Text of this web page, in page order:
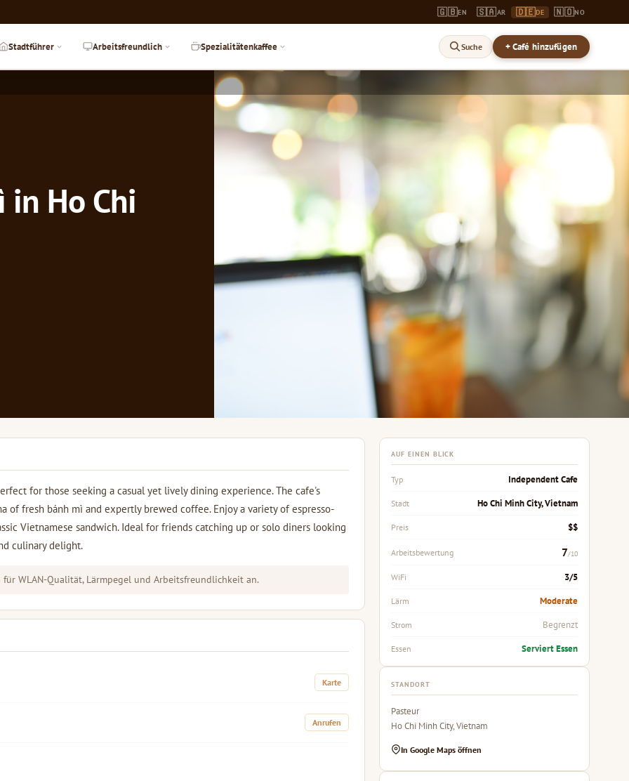
🇬🇧EN 🇸🇦AR 🇩🇪DE 🇳🇴NO
Stadtführer Arbeitsfreundlich Spezialitätenkaffee Suche + Café hinzufügen
in Ho Chi
for those seeking a casual yet lively dining experience. The cafe's
fresh bánh mì and expertly brewed coffee. Enjoy a variety of espresso-
Vietnamese sandwich. Ideal for friends catching up or solo diners looking
culinary delight.
WLAN-Qualität, Lärmpegel und Arbeitsfreundlichkeit an.
Karte
Anrufen
AUF EINEN BLICK
Typ Independent Cafe
Stadt Ho Chi Minh City, Vietnam
Preis $$
Arbeitsbewertung 7/10
WiFi 3/5
Lärm Moderate
Strom Begrenzt
Essen Serviert Essen
STANDORT
Pasteur
Ho Chi Minh City, Vietnam
In Google Maps öffnen